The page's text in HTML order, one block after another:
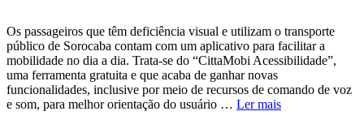
Os passageiros que têm deficiência visual e utilizam o transporte
público de Sorocaba contam com um aplicativo para facilitar a
mobilidade no dia a dia. Trata-se do “CittaMobi Acessibilidade”,
uma ferramenta gratuita e que acaba de ganhar novas
funcionalidades, inclusive por meio de recursos de comando de voz
e som, para melhor orientação do usuário … Ler mais